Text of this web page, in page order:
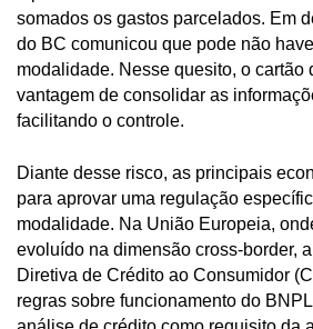
somados os gastos parcelados. Em
do BC comunicou que pode não
modalidade. Nesse quesito, o cartão
vantagem de consolidar as
facilitando o controle.
Diante desse risco, as principais
para aprovar uma regulação
modalidade. Na União Europeia,
evoluído na dimensão cross-border,
Diretiva de Crédito ao Consumidor
regras sobre funcionamento do